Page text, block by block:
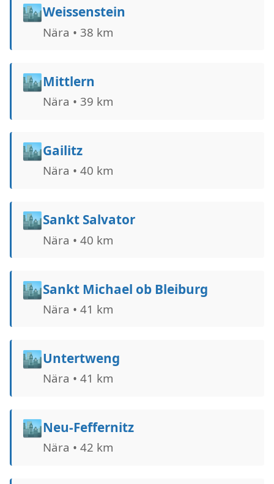
🏙️Weissenstein
Nära • 38 km
🏙️Mittlern
Nära • 39 km
🏙️Gailitz
Nära • 40 km
🏙️Sankt Salvator
Nära • 40 km
🏙️Sankt Michael ob Bleiburg
Nära • 41 km
🏙️Untertweng
Nära • 41 km
🏙️Neu-Feffernitz
Nära • 42 km